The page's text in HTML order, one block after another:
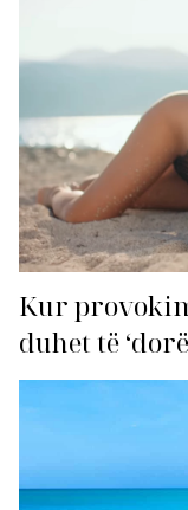
Kur
duhet të